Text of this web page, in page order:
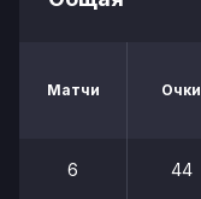
Матчи Очки
6 44